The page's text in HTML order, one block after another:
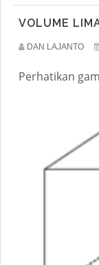
VOLUME
DAN LAJANTO
Perhatikan